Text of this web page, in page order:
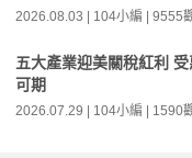
2026.08.03 | 104小編 | 9555
五大產業迎美關稅紅利
可期
2026.07.29 | 104小編 | 1590